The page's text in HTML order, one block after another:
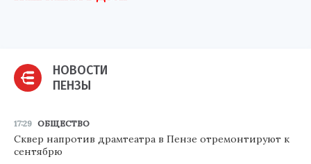
НОВОСТИ
ПЕНЗЫ
17:29 ОБЩЕСТВО
Сквер напротив драмтеатра в Пензе отремонтируют к
сентябрю